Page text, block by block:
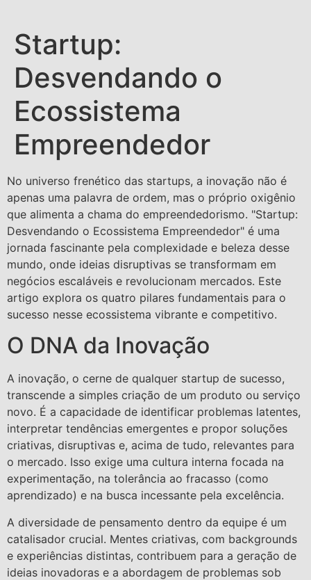
Startup:
Desvendando o
Ecossistema
Empreendedor
No universo frenético das startups, a inovação não é
apenas uma palavra de ordem, mas o próprio oxigênio
que alimenta a chama do empreendedorismo. "Startup:
Desvendando o Ecossistema Empreendedor" é uma
jornada fascinante pela complexidade e beleza desse
mundo, onde ideias disruptivas se transformam em
negócios escaláveis e revolucionam mercados. Este
artigo explora os quatro pilares fundamentais para o
sucesso nesse ecossistema vibrante e competitivo.
O DNA da Inovação
A inovação, o cerne de qualquer startup de sucesso,
transcende a simples criação de um produto ou serviço
novo. É a capacidade de identificar problemas latentes,
interpretar tendências emergentes e propor soluções
criativas, disruptivas e, acima de tudo, relevantes para
o mercado. Isso exige uma cultura interna focada na
experimentação, na tolerância ao fracasso (como
aprendizado) e na busca incessante pela excelência.
A diversidade de pensamento dentro da equipe é um
catalisador crucial. Mentes criativas, com backgrounds
e experiências distintas, contribuem para a geração de
ideias inovadoras e a abordagem de problemas sob